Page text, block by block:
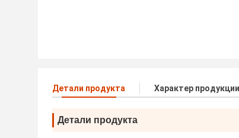
Детали продукта Характер продукции
Детали продукта